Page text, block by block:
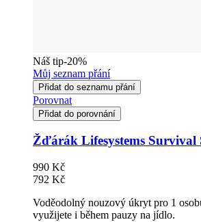
Náš tip-20%
Můj seznam přání
Přidat do seznamu přání
Porovnat
Přidat do porovnání
Žďárák Lifesystems Survival
990 Kč
792 Kč
Voděodolný nouzový úkryt pro 1
využijete i během pauzy na jídlo.